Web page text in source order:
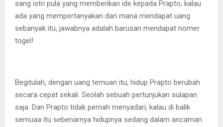
sang istri pula yang memberikan ide kepada Prapto, kalau
ada yang mempertanyakan dari mana mendapat uang
sebanyak itu, jawabnya adalah barusan mendapat nomer
togel!
Begitulah, dengan uang temuan itu, hidup Prapto berubah
secara cepat sekali. Seolah sebuah pertunjukan sulapan
saja. Dan Prapto tidak pernah menyadari, kalau di balik
semuaa itu sebenarnya hidupnya sedang dalam ancaman